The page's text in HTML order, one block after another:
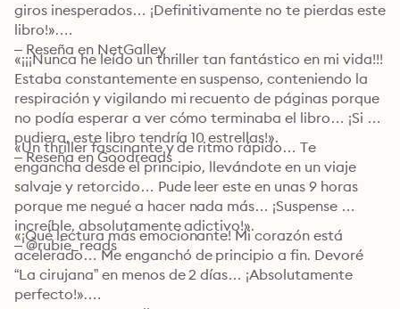
giros inesperados… ¡Definitivamente no te pierdas este
libro!».
– Reseña en NetGalley
«¡¡¡Nunca he leído un thriller tan fantástico en mi vida!!!
Estaba constantemente en suspenso, conteniendo la
respiración y vigilando mi recuento de páginas porque
no podía esperar a ver cómo terminaba el libro… ¡Si
pudiera, este libro tendría 10 estrellas!».
– Reseña en Goodreads
«Un thriller fascinante y de ritmo rápido… Te
engancha desde el principio, llevándote en un viaje
salvaje y retorcido… Pude leer este en unas 9 horas
porque me negué a hacer nada más… ¡Suspense
increíble, absolutamente adictivo!».
– @rubie_reads
«¡Qué lectura más emocionante! Mi corazón está
acelerado… Me enganchó de principio a fin. Devoré
“La cirujana” en menos de 2 días… ¡Absolutamente
perfecto!».